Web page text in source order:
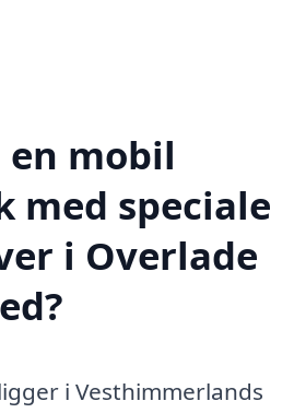
en mobil
med speciale
i Overlade
i Vesthimmerlands